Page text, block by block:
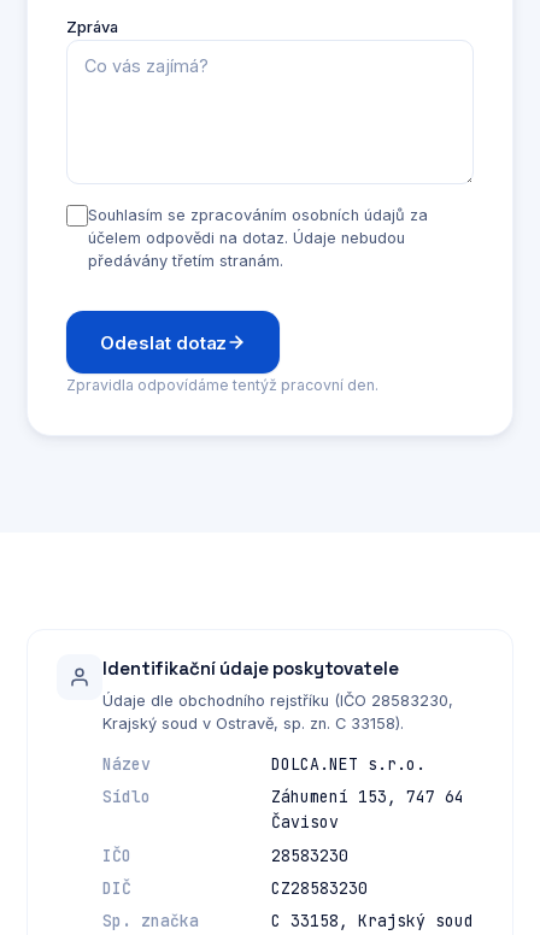
Zpráva
Souhlasím se zpracováním osobních údajů za
účelem odpovědi na dotaz. Údaje nebudou
předávány třetím stranám.
Odeslat dotaz
Zpravidla odpovídáme tentýž pracovní den.
Identifikační údaje poskytovatele
Údaje dle obchodního rejstříku (IČO 28583230,
Krajský soud v Ostravě, sp. zn. C 33158).
Název
DOLCA.NET s.r.o.
Sídlo
Záhumení 153, 747 64
Čavisov
IČO
28583230
DIČ
CZ28583230
Sp. značka
C 33158, Krajský soud